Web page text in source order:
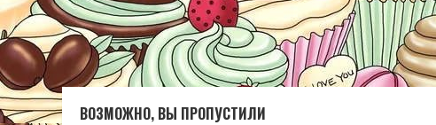
ВОЗМОЖНО, ВЫ ПРОПУСТИЛИ